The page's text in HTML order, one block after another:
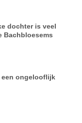
dochter is veel
Bachbloesems
een ongelooflijk